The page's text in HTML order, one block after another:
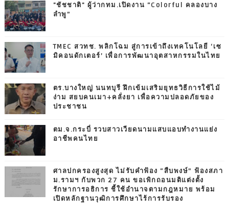
"ชัชชาติ" ผู้ว่ากทม.เปิดงาน “Colorful คลองบาง
ลำพู”
TMEC สวทช. พลิกโฉม สู่การเข้าถึงเทคโนโลยี ‘เซ
มิคอนดักเตอร์’ เพื่อการพัฒนาอุตสาหกรรมในไทย
ตร.บางใหญ่ นนทบุรี ฝึกเข้มเสริมยุทธวิธีการใช้ไม้
ง่าม สยบคนเมา+คลั่งยา เพื่อความปลอดภัยของ
ประชาชน
ตม.จ.กระบี่ รวบสาวเวียดนามแสบแอบทำงานแย่ง
อาชีพคนไทย
ศาลปกครองสูงสุด ไม่รับคำฟ้อง “สืบพงษ์” ฟ้องสภา
ม.รามฯ กับพวก 27 คน ขอเพิกถอนมติแต่งตั้ง
รักษาการอธิการ ชี้ใช้อำนาจตามกฎหมาย พร้อม
เปิดหลักฐานวุฒิการศึกษาไร้การรับรอง